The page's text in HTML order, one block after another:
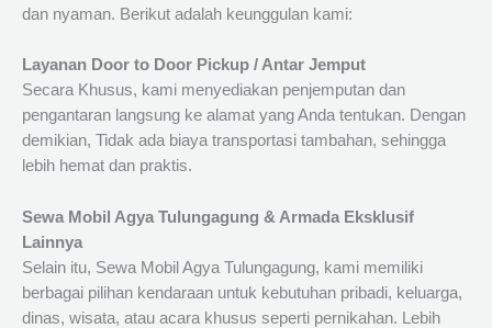
dan nyaman. Berikut adalah keunggulan kami:
Layanan Door to Door Pickup / Antar Jemput
Secara Khusus, kami menyediakan penjemputan dan
pengantaran langsung ke alamat yang Anda tentukan. Dengan
demikian, Tidak ada biaya transportasi tambahan, sehingga
lebih hemat dan praktis.
Sewa Mobil Agya Tulungagung & Armada Eksklusif
Lainnya
Selain itu, Sewa Mobil Agya Tulungagung, kami memiliki
berbagai pilihan kendaraan untuk kebutuhan pribadi, keluarga,
dinas, wisata, atau acara khusus seperti pernikahan. Lebih